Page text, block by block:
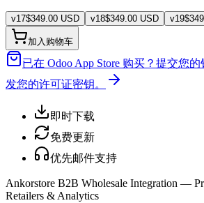
v17$349.00 USD v18$349.00 USD v19$
加入购物车
已在 Odoo App Store 购买？ 提交您的
发您的许可证密钥。
即时下载
免费更新
优先邮件支持
Ankorstore B2B Wholesale Integration —
Retailers & Analytics